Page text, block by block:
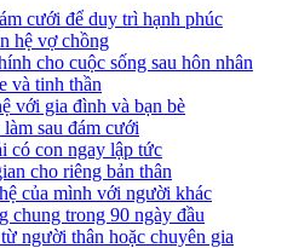
cưới để duy trì hạnh phúc
hệ vợ chồng
cho cuộc sống sau hôn nhân
và tinh thần
với gia đình và bạn bè
sau đám cưới
có con ngay lập tức
cho riêng bản thân
của mình với người khác
chung trong 90 ngày đầu
người thân hoặc chuyên gia